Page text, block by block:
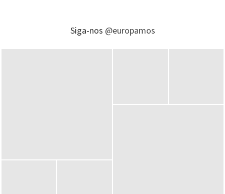
Siga-nos @europamos